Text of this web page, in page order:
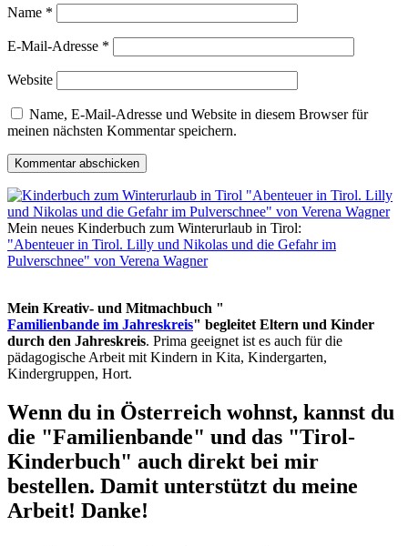
Name *
E-Mail-Adresse *
Website
Name, E-Mail-Adresse und Website in diesem Browser für
meinen nächsten Kommentar speichern.
Mein neues Kinderbuch zum Winterurlaub in Tirol:
"Abenteuer in Tirol. Lilly und Nikolas und die Gefahr im
Pulverschnee" von Verena Wagner
Mein Kreativ- und Mitmachbuch "
Familienbande im Jahreskreis" begleitet Eltern und Kinder
durch den Jahreskreis. Prima geeignet ist es auch für die
pädagogische Arbeit mit Kindern in Kita, Kindergarten,
Kindergruppen, Hort.
Wenn du in Österreich wohnst, kannst du
die "Familienbande" und das "Tirol-
Kinderbuch" auch direkt bei mir
bestellen. Damit unterstützt du meine
Arbeit! Danke!